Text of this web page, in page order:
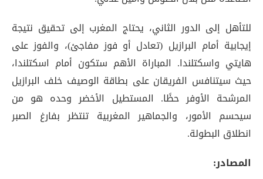
للتأهل إلى الدور الثاني، يحتاج المغرب إلى تحقيق نتيجة
إيجابية أمام البرازيل (تعادل أو فوز مفاجئ)، والفوز على
هايتي واسكتلندا. المباراة الأهم ستكون أمام اسكتلندا،
حيث سيتنافس الفريقان على بطاقة الوصيف خلف البرازيل
المرشحة الأوفر حظًا. المستطيل الأخضر وحده هو من
سيحسم الأمور، والجماهير المغربية تنتظر بفارغ الصبر
انطلاق البطولة.
المصادر: